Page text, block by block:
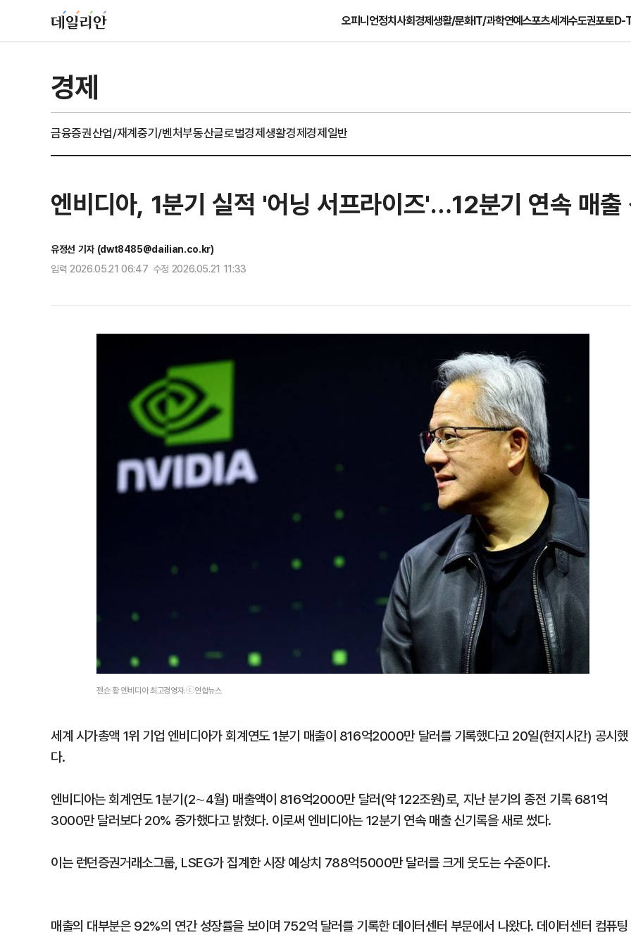
오피니언정치사회경제생활/문화IT/과학연예스포츠세계수도권포토D-
경제
금융증권산업/재계중기/벤처부동산글로벌경제생활경제경제일반
엔비디아, 1분기 실적 '어닝 서프라이즈'…12분기 연속 매출
유정선 기자 (dwt8485@dailian.co.kr)
입력 2026.05.21 06:47 수정 2026.05.21 11:33
젠슨 황 엔비디아 최고경영자.ⓒ연합뉴스
세계 시가총액 1위 기업 엔비디아가 회계연도 1분기 매출이 816억2000만 달러를 기록했다고 20일(현지시간) 공시했
다.
엔비디아는 회계연도 1분기(2∼4월) 매출액이 816억2000만 달러(약 122조원)로, 지난 분기의 종전 기록 681억
3000만 달러보다 20% 증가했다고 밝혔다. 이로써 엔비디아는 12분기 연속 매출 신기록을 새로 썼다.
이는 런던증권거래소그룹, LSEG가 집계한 시장 예상치 788억5000만 달러를 크게 웃도는 수준이다.
매출의 대부분은 92%의 연간 성장률을 보이며 752억 달러를 기록한 데이터센터 부문에서 나왔다. 데이터센터 컴퓨팅